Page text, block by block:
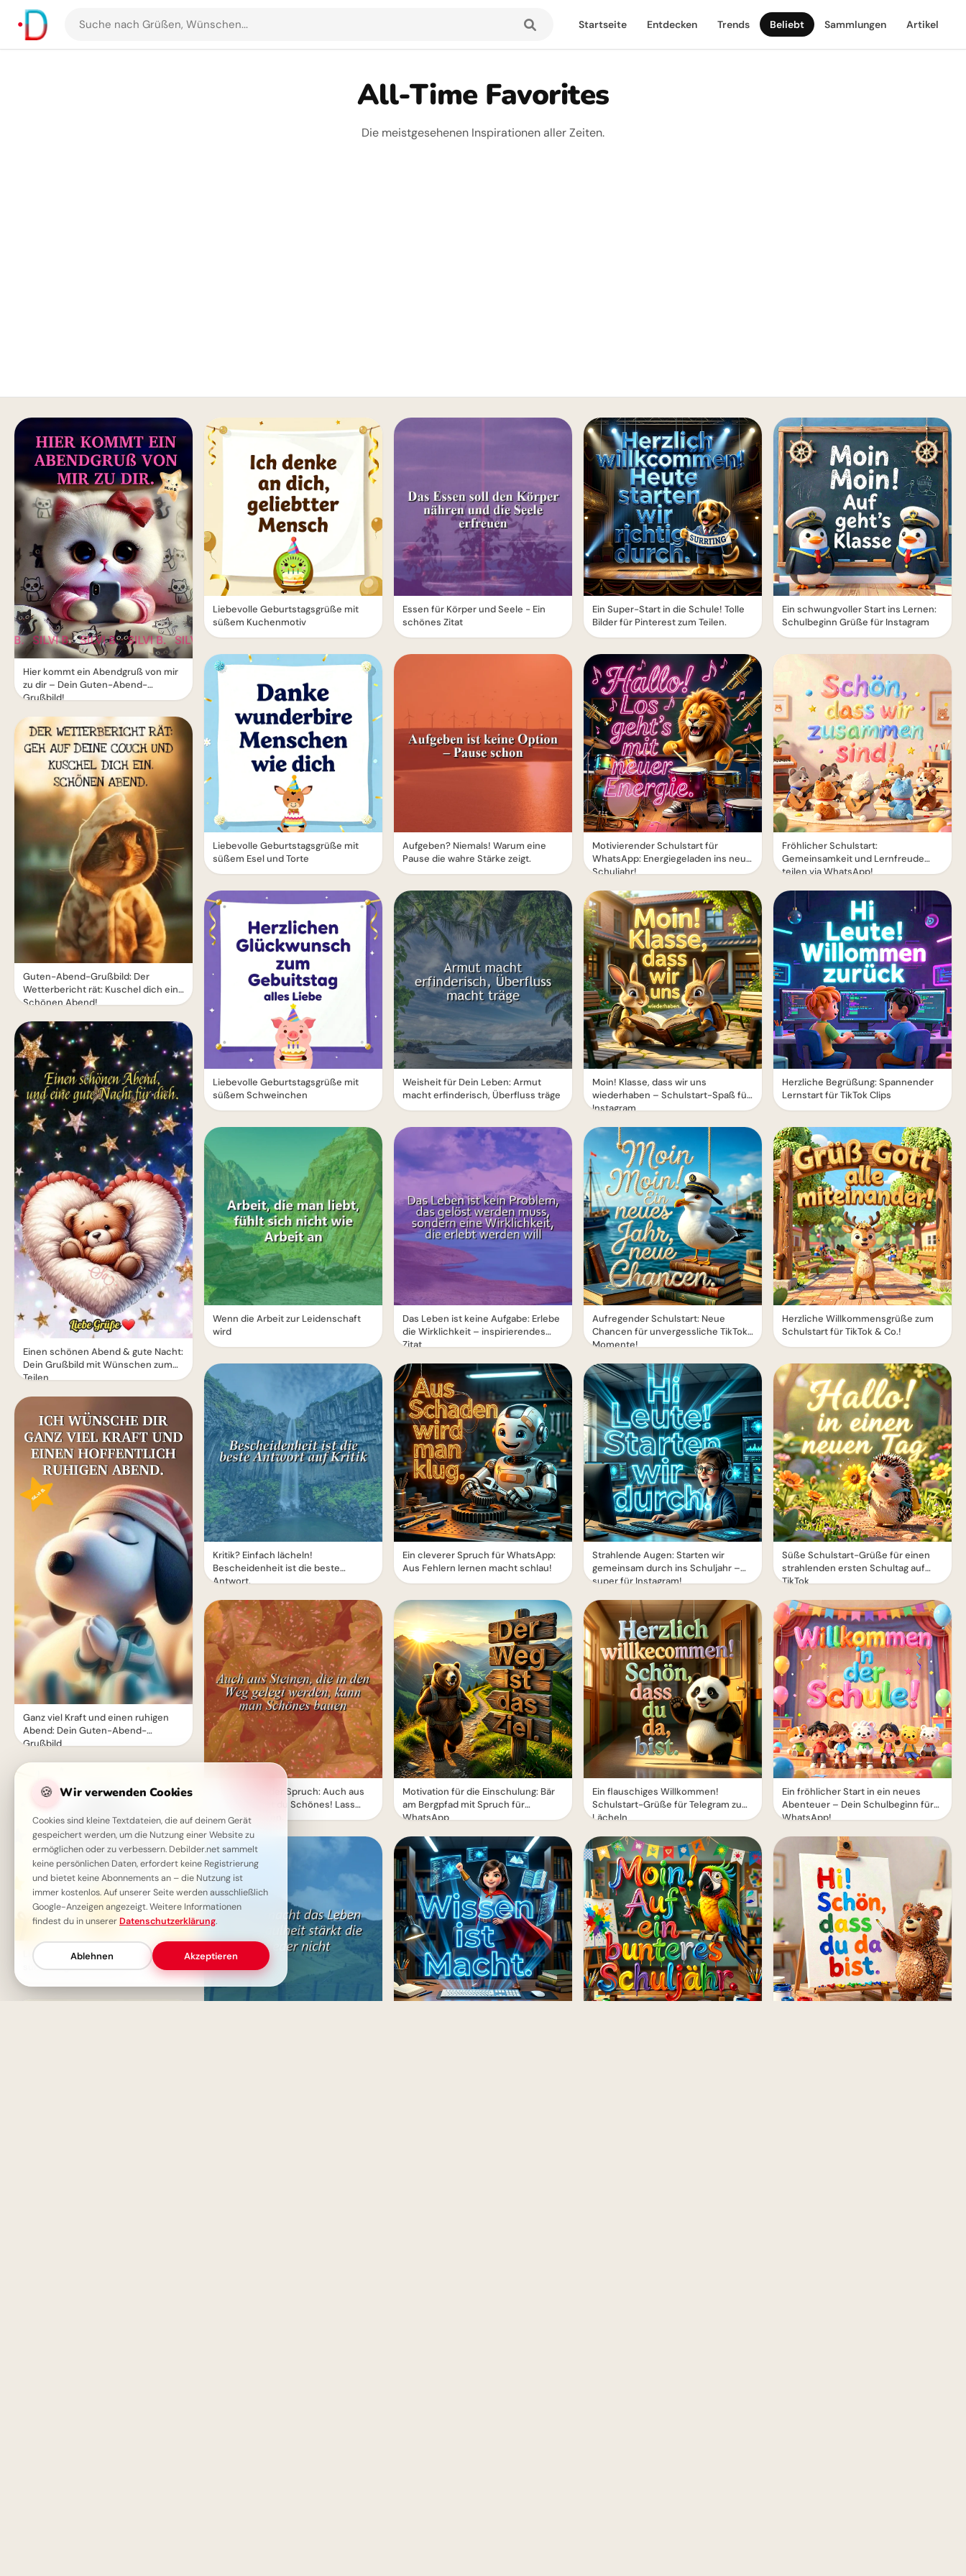
Suche
nach
Startseite Entdecken Trends Beliebt Sammlungen Artikel
All-Time Favorites
Die meistgesehenen Inspirationen aller Zeiten.
Hier kommt ein Abendgruß von mir
zu dir – Dein Guten-Abend-
Grußbild!
Guten-Abend-Grußbild: Der
Wetterbericht rät: Kuschel dich ein!
Schönen Abend!
Einen schönen Abend & gute Nacht:
Dein Grußbild mit Wünschen zum
Teilen
Ganz viel Kraft und einen ruhigen
Abend: Dein Guten-Abend-
Grußbild
Liebevolle Geburtstagsgrüße mit
süßem Tiger und Torte
Liebevolle Geburtstagsgrüße mit
süßem Kuchenmotiv
Liebevolle Geburtstagsgrüße mit
süßem Esel und Torte
Liebevolle Geburtstagsgrüße mit
süßem Schweinchen
Wenn die Arbeit zur Leidenschaft
wird
Kritik? Einfach lächeln!
Bescheidenheit ist die beste
Antwort.
Mut machender Spruch: Auch aus
Steinen baust du Schönes! Lass
dich inspirieren.
Essen für Körper und Seele - Ein
schönes Zitat
Aufgeben? Niemals! Warum eine
Pause die wahre Stärke zeigt.
Weisheit für Dein Leben: Armut
macht erfinderisch, Überfluss träge
Das Leben ist keine Aufgabe: Erlebe
die Wirklichkeit – inspirierendes
Zitat
Ein cleverer Spruch für WhatsApp:
Aus Fehlern lernen macht schlau!
Motivation für die Einschulung: Bär
am Bergpfad mit Spruch für
WhatsApp
Ein Super-Start in die Schule! Tolle
Bilder für Pinterest zum Teilen.
Motivierender Schulstart für
WhatsApp: Energiegeladen ins neue
Schuljahr!
Moin! Klasse, dass wir uns
wiederhaben – Schulstart-Spaß für
Instagram
Aufregender Schulstart: Neue
Chancen für unvergessliche TikTok-
Momente!
Strahlende Augen: Starten wir
gemeinsam durch ins Schuljahr –
super für Instagram!
Ein flauschiges Willkommen!
Schulstart-Grüße für Telegram zum
Lächeln
Ein schwungvoller Start ins Lernen:
Schulbeginn Grüße für Instagram
Fröhlicher Schulstart:
Gemeinsamkeit und Lernfreude
teilen via WhatsApp!
Herzliche Begrüßung: Spannender
Lernstart für TikTok Clips
Herzliche Willkommensgrüße zum
Schulstart für TikTok & Co.!
Süße Schulstart-Grüße für einen
strahlenden ersten Schultag auf
TikTok
Ein fröhlicher Start in ein neues
Abenteuer – Dein Schulbeginn für
WhatsApp!
🍪 Wir verwenden Cookies
Cookies sind kleine Textdateien, die auf deinem Gerät
gespeichert werden, um die Nutzung einer Website zu
ermöglichen oder zu verbessern. Debilder.net sammelt
keine persönlichen Daten, erfordert keine Registrierung
und bietet keine Abonnements an – die Nutzung ist
immer kostenlos. Auf unserer Seite werden ausschließlich
Google-Anzeigen angezeigt. Weitere Informationen
findest du in unsererDatenschutzerklärung.
Ablehnen Akzeptieren